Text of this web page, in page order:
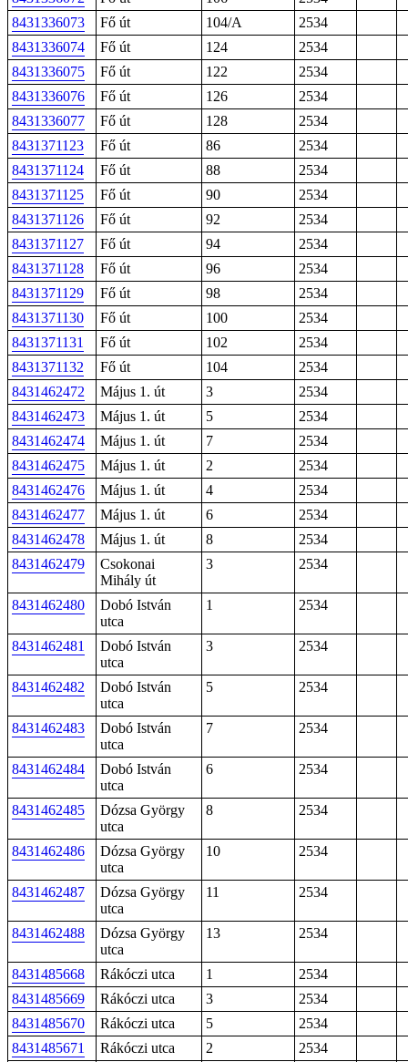
8431336073
Fő út 104/A
2534
8431336074
Fő út 124
2534
8431336075
Fő út 122
2534
8431336076
Fő út 126
2534
8431336077
Fő út 128
2534
8431371123
Fő út 86
2534
8431371124
Fő út 88
2534
8431371125
Fő út 90
2534
8431371126
Fő út 92
2534
8431371127
Fő út 94
2534
8431371128
Fő út 96
2534
8431371129
Fő út 98
2534
8431371130
Fő út 100
2534
8431371131
Fő út 102
2534
8431371132
Fő út 104
2534
8431462472
Május 1. út 3
2534
8431462473
Május 1. út 5
2534
8431462474
Május 1. út 7
2534
8431462475
Május 1. út 2
2534
8431462476
Május 1. út 4
2534
8431462477
Május 1. út 6
2534
8431462478
Május 1. út 8
2534
8431462479
Csokonai
Mihály út
3 2534
8431462480
Dobó István
utca
1 2534
8431462481
Dobó István
utca
3 2534
8431462482
Dobó István
utca
5 2534
8431462483
Dobó István
utca
7 2534
8431462484
Dobó István
utca
6 2534
8431462485
Dózsa György
utca
8 2534
8431462486
Dózsa György
utca
10 2534
8431462487
Dózsa György
utca
11 2534
8431462488
Dózsa György
utca
13 2534
8431485668 Rákóczi utca 1
2534
8431485669
Rákóczi utca 3
2534
8431485670
Rákóczi utca 5
2534
8431485671
Rákóczi utca 2
2534